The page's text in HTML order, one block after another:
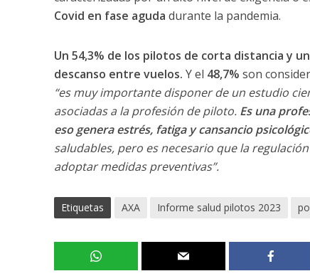
Covid en fase aguda durante la pandemia.
Un 54,3% de los pilotos de corta distancia y
descanso entre vuelos. Y el 48,7% son
“es muy importante disponer de un estudio
asociadas a la profesión de piloto. Es una
eso genera estrés, fatiga y cansancio
saludables, pero es necesario que la
adoptar medidas preventivas”.
Etiquetas AXA Informe salud pilotos 2023